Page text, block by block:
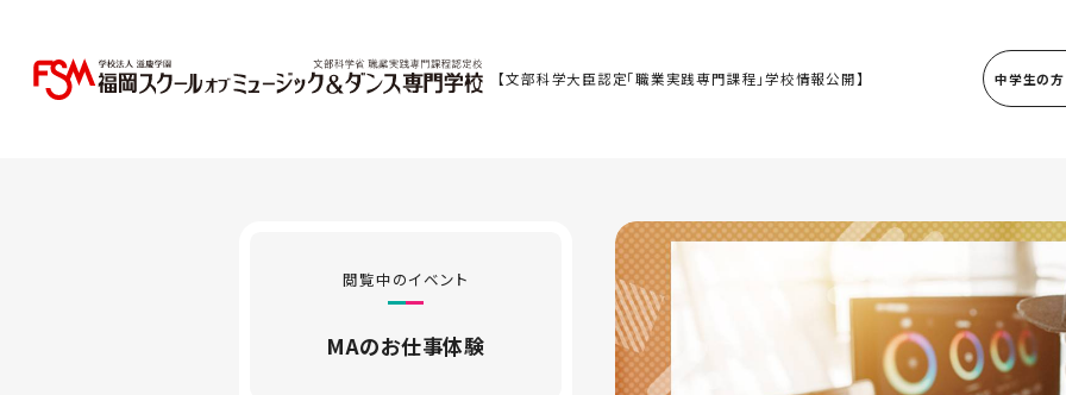
【文部科学大臣認定「職業実践専門課程」学校情報公開】 中学生の方
閲覧中のイベント
MAのお仕事体験